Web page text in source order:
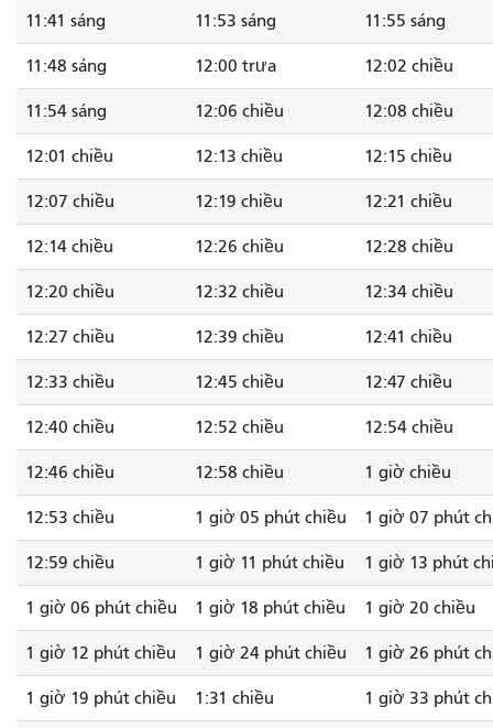
11:41 sáng 11:53 sáng 11:55 sáng
11:48 sáng 12:00 trưa 12:02 chiều
11:54 sáng 12:06 chiều 12:08 chiều
12:01 chiều 12:13 chiều 12:15 chiều
12:07 chiều 12:19 chiều 12:21 chiều
12:14 chiều 12:26 chiều 12:28 chiều
12:20 chiều 12:32 chiều 12:34 chiều
12:27 chiều 12:39 chiều 12:41 chiều
12:33 chiều 12:45 chiều 12:47 chiều
12:40 chiều 12:52 chiều 12:54 chiều
12:46 chiều 12:58 chiều 1 giờ chiều
12:53 chiều 1 giờ 05 phút chiều 1 giờ 07 phút
12:59 chiều 1 giờ 11 phút chiều 1 giờ 13 phút
1 giờ 06 phút chiều 1 giờ 18 phút chiều 1 giờ 20 chiều
1 giờ 12 phút chiều 1 giờ 24 phút chiều 1 giờ 26 phút
1 giờ 19 phút chiều 1:31 chiều 1 giờ 33 phút